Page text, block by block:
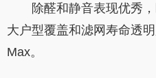
除醛和静音表现优秀
大户型覆盖和滤网寿命透
Max。